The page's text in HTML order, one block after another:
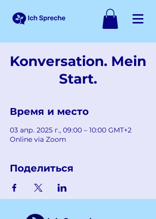
Konversation. Mein
Start.
Время и место
03 апр. 2025 г., 09:00 – 10:00 GMT+2
Online via Zoom
Поделиться